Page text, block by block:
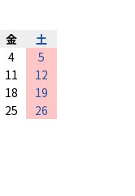
金
土
4
5
11
12
18
19
25
26